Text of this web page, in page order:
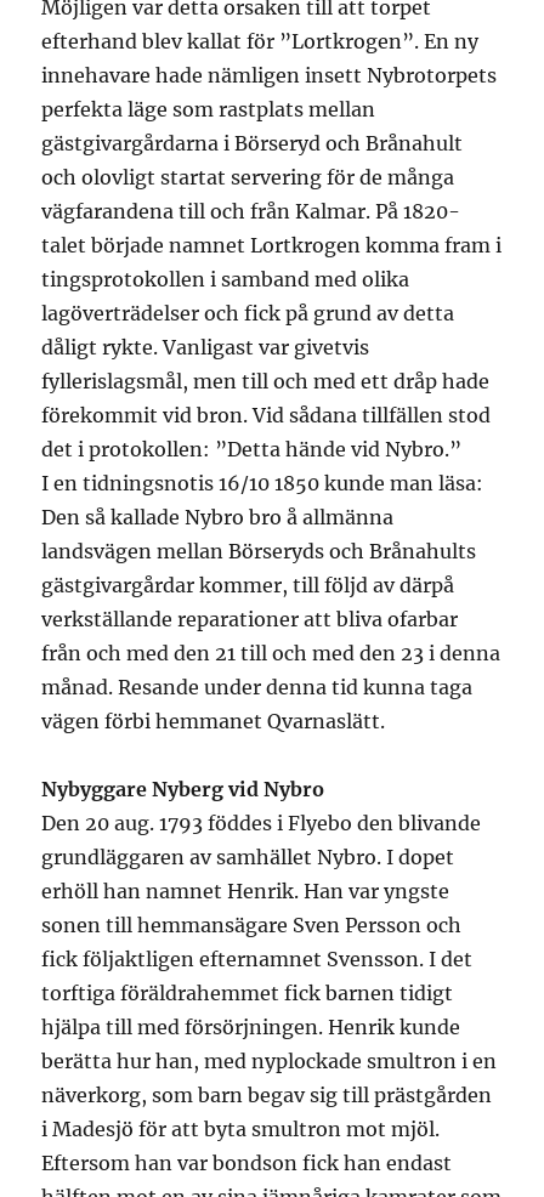
Möjligen var detta orsaken till att torpet
efterhand blev kallat för ”Lortkrogen”. En ny
innehavare hade nämligen insett Nybrotorpets
perfekta läge som rastplats mellan
gästgivargårdarna i Börseryd och Brånahult
och olovligt startat servering för de många
vägfarandena till och från Kalmar. På 1820-
talet började namnet Lortkrogen komma fram i
tingsprotokollen i samband med olika
lagöverträdelser och fick på grund av detta
dåligt rykte. Vanligast var givetvis
fyllerislagsmål, men till och med ett dråp hade
förekommit vid bron. Vid sådana tillfällen stod
det i protokollen: ”Detta hände vid Nybro.”
I en tidningsnotis 16/10 1850 kunde man läsa:
Den så kallade Nybro bro å allmänna
landsvägen mellan Börseryds och Brånahults
gästgivargårdar kommer, till följd av därpå
verkställande reparationer att bliva ofarbar
från och med den 21 till och med den 23 i denna
månad. Resande under denna tid kunna taga
vägen förbi hemmanet Qvarnaslätt.
Nybyggare Nyberg vid Nybro
Den 20 aug. 1793 föddes i Flyebo den blivande
grundläggaren av samhället Nybro. I dopet
erhöll han namnet Henrik. Han var yngste
sonen till hemmansägare Sven Persson och
fick följaktligen efternamnet Svensson. I det
torftiga föräldrahemmet fick barnen tidigt
hjälpa till med försörjningen. Henrik kunde
berätta hur han, med nyplockade smultron i en
näverkorg, som barn begav sig till prästgården
i Madesjö för att byta smultron mot mjöl.
Eftersom han var bondson fick han endast